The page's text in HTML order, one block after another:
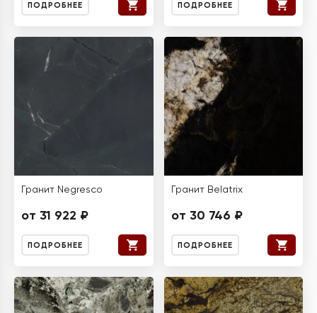
ПОДРОБНЕЕ ПОДРОБНЕЕ
Гранит Negresco
от 31 922 ₽
ПОДРОБНЕЕ
Гранит Belatrix
от 30 746 ₽
ПОДРОБНЕЕ